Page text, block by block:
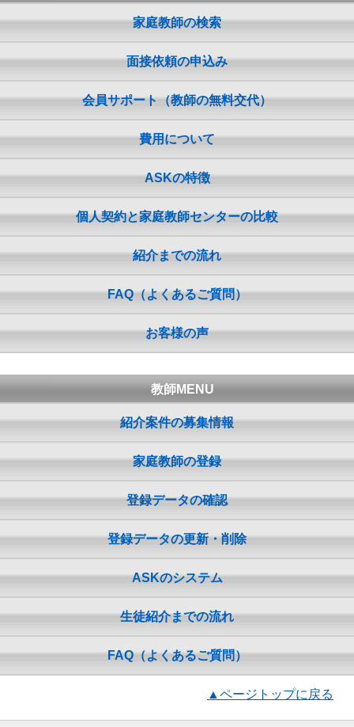
家庭教師の検索
面接依頼の申込み
会員サポート（教師の無料交代）
費用について
ASKの特徴
個人契約と家庭教師センターの比較
紹介までの流れ
FAQ（よくあるご質問）
お客様の声
教師MENU
紹介案件の募集情報
家庭教師の登録
登録データの確認
登録データの更新・削除
ASKのシステム
生徒紹介までの流れ
FAQ（よくあるご質問）
▲ページトップに戻る